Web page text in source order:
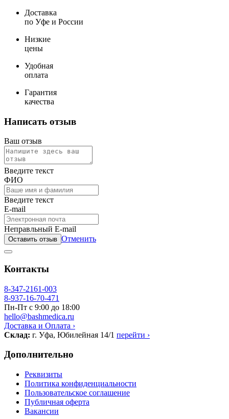
Доставка
по Уфе и России
Низкие
цены
Удобная
оплата
Гарантия
качества
Написать отзыв
Ваш отзыв
Введите текст
ФИО
Введите текст
E-mail
Неправльный E-mail
Оставить отзыв Отменить
Контакты
8-347-2161-003
8-937-16-70-471
Пн-Пт с 9:00 до 18:00
hello@bashmedica.ru
Доставка и Оплата ›
Склад: г. Уфа, Юбилейная 14/1 перейти ›
Дополнительно
Реквизиты
Политика конфиденциальности
Пользовательское соглашение
Публичная оферта
Вакансии